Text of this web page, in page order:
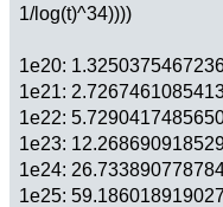
1/log(t)^34))))
1e20:
1e21:
1e22:
1e23:
1e24:
1e25: